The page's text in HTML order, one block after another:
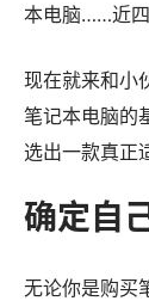
本电脑……近
现在就来和小
笔记本电脑的
选出一款真正
确定自
无论你是购买